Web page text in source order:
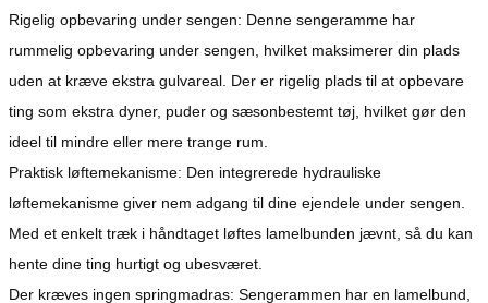
Rigelig opbevaring under sengen: Denne sengeramme har
rummelig opbevaring under sengen, hvilket maksimerer din plads
uden at kræve ekstra gulvareal. Der er rigelig plads til at opbevare
ting som ekstra dyner, puder og sæsonbestemt tøj, hvilket gør den
ideel til mindre eller mere trange rum.
Praktisk løftemekanisme: Den integrerede hydrauliske
løftemekanisme giver nem adgang til dine ejendele under sengen.
Med et enkelt træk i håndtaget løftes lamelbunden jævnt, så du kan
hente dine ting hurtigt og ubesværet.
Der kræves ingen springmadras: Sengerammen har en lamelbund,